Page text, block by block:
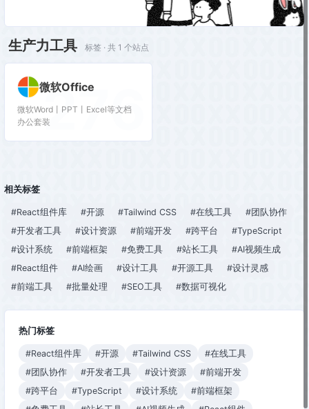
生产力工具 标签 · 共 1 个站点
微软Office
微软Word丨PPT丨Excel等文档
办公套装276
相关标签
#React组件库 #开源 #Tailwind CSS #在线工具
#团队协作
#开发者工具
#设计资源 #前端开发 #跨平台
#TypeScript
#设计系统
#前端框架 #免费工具 #站长工具
#AI视频生成
#React组件
#AI绘画 #设计工具 #开源工具
#设计灵感
#前端工具
#批量处理 #SEO工具 #数据可视化
热门标签
#React组件库 #开源 #Tailwind CSS
#在线工具
#团队协作
#开发者工具 #设计资源
#前端开发
#跨平台
#TypeScript #设计系统
#前端框架